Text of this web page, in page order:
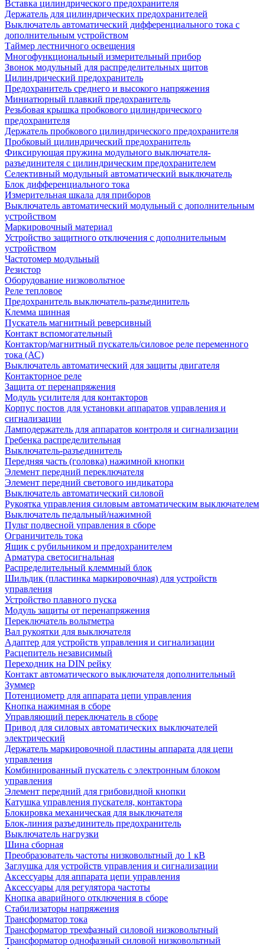
Вставка цилиндрического предохранителя
Держатель для цилиндрических предохранителей
Выключатель автоматический дифференциального тока с
дополнительным устройством
Таймер лестничного освещения
Многофункциональный измерительный прибор
Звонок модульный для распределительных щитов
Цилиндрический предохранитель
Предохранитель среднего и высокого напряжения
Миниатюрный плавкий предохранитель
Резьбовая крышка пробкового цилиндрического
предохранителя
Держатель пробкового цилиндрического предохранителя
Пробковый цилиндрический предохранитель
Фиксирующая пружина модульного выключателя-
разъединителя с цилиндрическим предохранителем
Селективный модульный автоматический выключатель
Блок дифференциального тока
Измерительная шкала для приборов
Выключатель автоматический модульный с дополнительным
устройством
Маркировочный материал
Устройство защитного отключения с дополнительным
устройством
Частотомер модульный
Резистор
Оборудование низковольтное
Реле тепловое
Предохранитель выключатель-разъединитель
Клемма шинная
Пускатель магнитный реверсивный
Контакт вспомогательный
Контактор/магнитный пускатель/силовое реле переменного
тока (АС)
Выключатель автоматический для защиты двигателя
Контакторное реле
Защита от перенапряжения
Модуль усилителя для контакторов
Корпус постов для установки аппаратов управления и
сигнализации
Ламподержатель для аппаратов контроля и сигнализации
Гребенка распределительная
Выключатель-разъединитель
Передняя часть (головка) нажимной кнопки
Элемент передний переключателя
Элемент передний светового индикатора
Выключатель автоматический силовой
Рукоятка управления силовым автоматическим выключателем
Выключатель педальный/нажимной
Пульт подвесной управления в сборе
Ограничитель тока
Ящик с рубильником и предохранителем
Арматура светосигнальная
Распределительный клеммный блок
Шильдик (пластинка маркировочная) для устройств
управления
Устройство плавного пуска
Модуль защиты от перенапряжения
Переключатель вольтметра
Вал рукоятки для выключателя
Адаптер для устройств управления и сигнализации
Расцепитель независимый
Переходник на DIN рейку
Контакт автоматического выключателя дополнительный
Зуммер
Потенциометр для аппарата цепи управления
Кнопка нажимная в сборе
Управляющий переключатель в сборе
Привод для силовых автоматических выключателей
электрический
Держатель маркировочной пластины аппарата для цепи
управления
Комбинированный пускатель с электронным блоком
управления
Элемент передний для грибовидной кнопки
Катушка управления пускателя, контактора
Блокировка механическая для выключателя
Блок-линия разъединитель предохранитель
Выключатель нагрузки
Шина сборная
Преобразователь частоты низковольтный до 1 кВ
Заглушка для устройств управления и сигнализации
Аксессуары для аппарата цепи управления
Аксессуары для регулятора частоты
Кнопка аварийного отключения в сборе
Стабилизаторы напряжения
Трансформатор тока
Трансформатор трехфазный силовой низковольтный
Трансформатор однофазный силовой низковольтный